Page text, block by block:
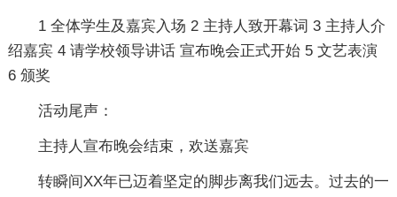
1 全体学生及嘉宾入场 2 主持人致开幕词 3 主持人介
绍嘉宾 4 请学校领导讲话 宣布晚会正式开始 5 文艺表演
6 颁奖
活动尾声：
主持人宣布晚会结束，欢送嘉宾
转瞬间XX年已迈着坚定的脚步离我们远去。过去的一